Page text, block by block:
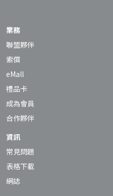
業務
聯盟夥伴
索償
eMall
禮品卡
成為會員
合作夥伴
資訊
常見問題
表格下載
網誌